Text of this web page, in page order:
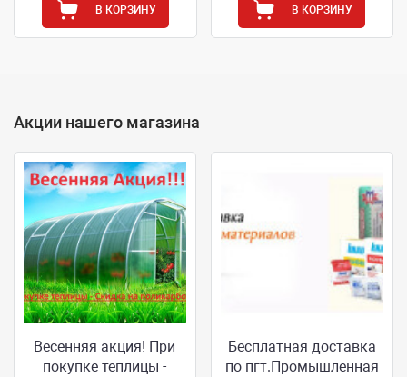
В КОРЗИНУ В КОРЗИНУ
Акции нашего магазина
Весенняя акция! При
покупке теплицы -
Бесплатная доставка
по пгт.Промышленная